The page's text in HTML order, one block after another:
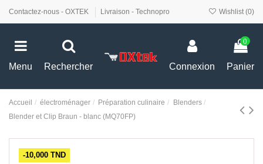
Contactez-nous - OXTEK Livraison - Technopro Wishlist (0)
Menu Rechercher Connexion
0
Panier
Accueil électroménager Préparation culinaire
Blenders
Blender et Clip Braun - blanc (MQ70FP)
-10,000 TND